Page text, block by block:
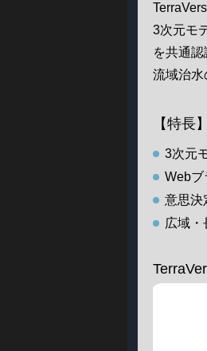
3次元モ
を共通
流域治水
【特長】
3次元
Webブ
意思決
広域